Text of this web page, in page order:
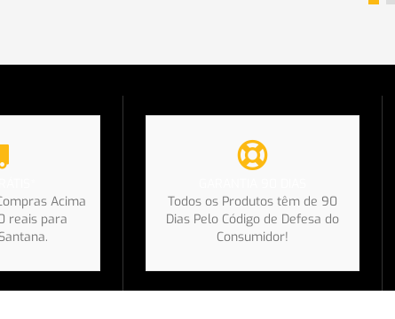
Acima
reais para
Todos os Produtos têm de 90
Dias Pelo Código de Defesa do
Consumidor!